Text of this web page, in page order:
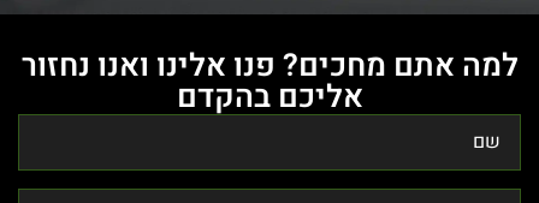
למה אתם מחכים? פנו אלינו ואנו נחזור
אליכם בהקדם